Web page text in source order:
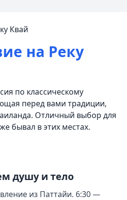
на Реку
по классическому
перед вами традиции,
Отличный выбор для
бывал в этих местах.
душу и тело
из Паттайи. 6:30 —